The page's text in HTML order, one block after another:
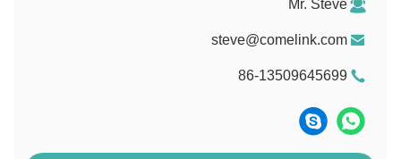
Mr. Steve
steve@comelink.com
86-13509645699